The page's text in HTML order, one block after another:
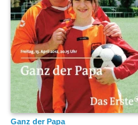
Ganz der Papa